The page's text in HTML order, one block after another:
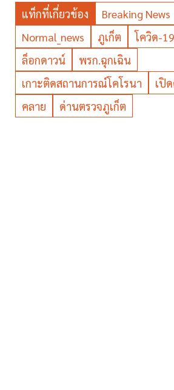
แท็กที่เกี่ยวข้อง Breaking News
Normal_news
ภูเก็ต โควิด-19
ล็อกดาวน์
พรก.ฉุกเฉิน
เกาะติดสถานการณ์โคโรนา
เปิ
คลาย
ด่านตรวจภูเก็ต